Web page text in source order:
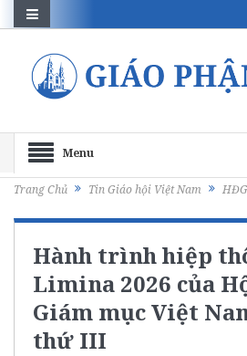
Menu
Trang Chủ Tin Giáo hội Việt Nam
Hành trình hiệp
Limina 2026 của
Giám mục Việt
thứ III